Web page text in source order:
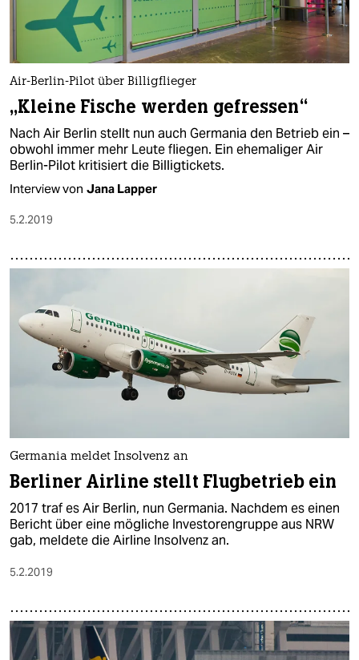
Air-Berlin-Pilot über Billigflieger
„Kleine Fische werden gefressen“
Nach Air Berlin stellt nun auch Germania den Betrieb ein –
obwohl immer mehr Leute fliegen. Ein ehemaliger Air
Berlin-Pilot kritisiert die Billigtickets.
Interview von Jana Lapper
5.2.2019
Germania meldet Insolvenz an
Berliner Airline stellt Flugbetrieb ein
2017 traf es Air Berlin, nun Germania. Nachdem es einen
Bericht über eine mögliche Investorengruppe aus NRW
gab, meldete die Airline Insolvenz an.
5.2.2019